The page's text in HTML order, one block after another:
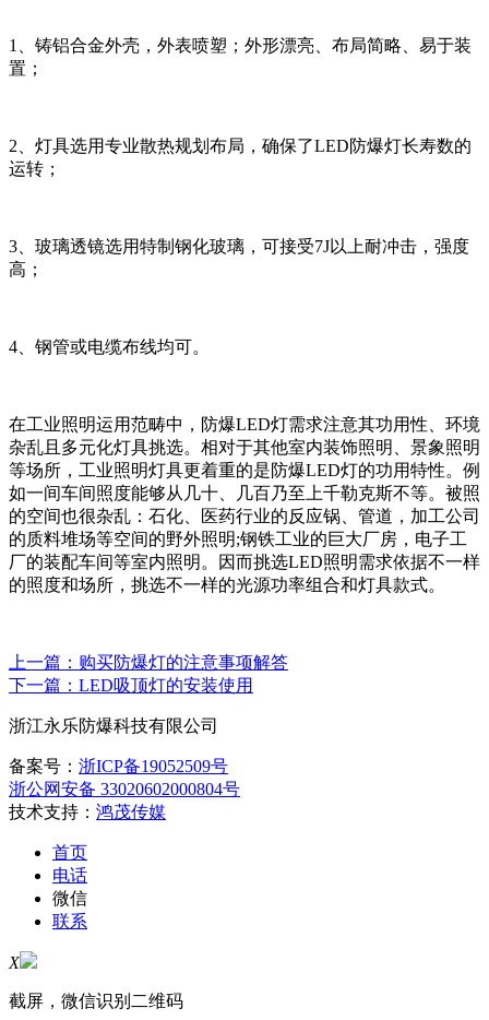
1、铸铝合金外壳，外表喷塑；外形漂亮、布局简略、易于装
置；
2、灯具选用专业散热规划布局，确保了LED防爆灯长寿数的
运转；
3、玻璃透镜选用特制钢化玻璃，可接受7J以上耐冲击，强度
高；
4、钢管或电缆布线均可。
在工业照明运用范畴中，防爆LED灯需求注意其功用性、环境
杂乱且多元化灯具挑选。相对于其他室内装饰照明、景象照明
等场所，工业照明灯具更着重的是防爆LED灯的功用特性。例
如一间车间照度能够从几十、几百乃至上千勒克斯不等。被照
的空间也很杂乱：石化、医药行业的反应锅、管道，加工公司
的质料堆场等空间的野外照明;钢铁工业的巨大厂房，电子工
厂的装配车间等室内照明。因而挑选LED照明需求依据不一样
的照度和场所，挑选不一样的光源功率组合和灯具款式。
上一篇：购买防爆灯的注意事项解答
下一篇：LED吸顶灯的安装使用
浙江永乐防爆科技有限公司
备案号： 浙ICP备19052509号
浙公网安备 33020602000804号
技术支持： 鸿茂传媒
首页
电话
微信
联系
X
截屏，微信识别二维码